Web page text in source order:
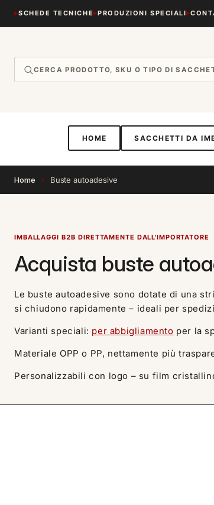
direttamente
SCHEDE TECNICHE PRODUZIONI SPECIALI
HOME SACCHETTI DA
Home › Buste autoadesive
IMBALLAGGI B2B DIRETTAMENTE DALL'IMPORTATORE
Acquista buste
Le buste autoadesive sono dotate di una
si chiudono rapidamente – ideali per
Varianti speciali: per abbigliamento per la
Materiale OPP o PP, nettamente più
Personalizzabili con logo – su film